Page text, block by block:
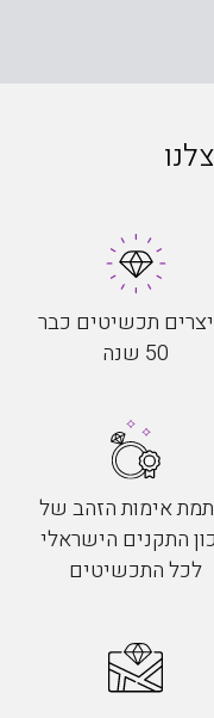
תכשיטים כבר
50 שנה
אימות הזהב של
התקנים הישראלי
לכל התכשיטים